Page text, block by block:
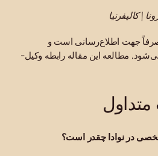
| کالیفرنیا
صرفاً جهت اطلاع‌رسانی است و
مطالعه این مقاله رابطه وکیل-
در نوادا چقدر است؟